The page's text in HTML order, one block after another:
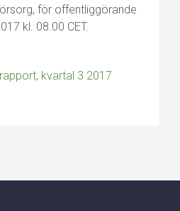
för offentliggörande
kl. 08.00 CET.
kvartal 3 2017